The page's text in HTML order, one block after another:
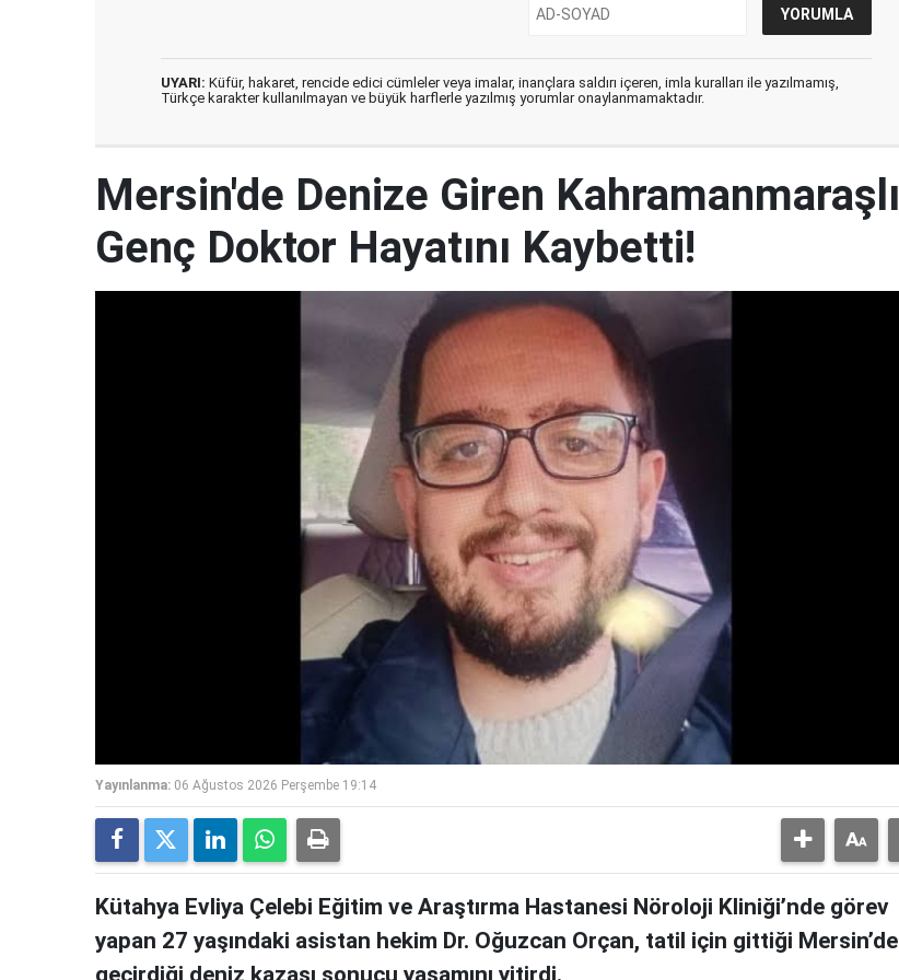
UYARI: Küfür, hakaret, rencide edici cümleler veya imalar, inançlara saldırı içeren, imla kuralları ile yazılmamış,
Türkçe karakter kullanılmayan ve büyük harflerle yazılmış yorumlar onaylanmamaktadır.
Mersin'de Denize Giren Kahramanmaraşlı
Genç Doktor Hayatını Kaybetti!
Yayınlanma: 06 Ağustos 2026 Perşembe 19:14
Kütahya Evliya Çelebi Eğitim ve Araştırma Hastanesi Nöroloji Kliniği’nde görev
yapan 27 yaşındaki asistan hekim Dr. Oğuzcan Orçan, tatil için gittiği Mersin’de